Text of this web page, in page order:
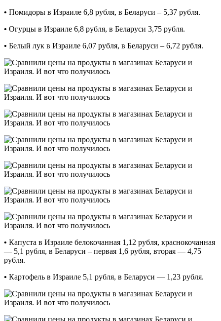
• Помидоры в Израиле 6,8 рубля, в Беларуси – 5,37 рубля.
• Огурцы в Израиле 6,8 рубля, в Беларуси 3,75 рубля.
• Белый лук в Израиле 6,07 рубля, в Беларуси – 6,72 рубля.
• Капуста в Израиле белокочанная 1,12 рубля, краснокочанная
— 5,1 рубля, в Беларуси – первая 1,6 рубля, вторая — 4,75
рубля.
• Картофель в Израиле 5,1 рубля, в Беларуси — 1,23 рубля.